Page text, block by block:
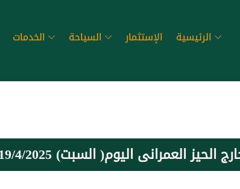
الخدمات السياحة الإستثمار الرئيسية
السبت) 19/4/2025 بنطاق الوحده المحليه ببلقاس خامس